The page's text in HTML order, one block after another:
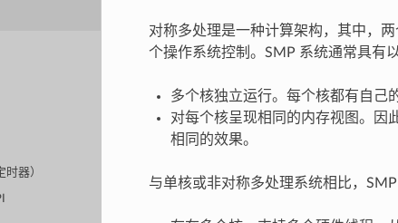
时器）
对称多处理是一种计算架构，其中，
个操作系统控制。SMP 系统通常具有
多个核独立运行。每个核都有自己
对每个核呈现相同的内存视图。因
相同的效果。
与单核或非对称多处理系统相比，